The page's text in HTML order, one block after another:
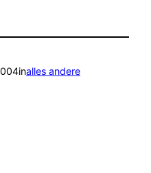
inalles andere